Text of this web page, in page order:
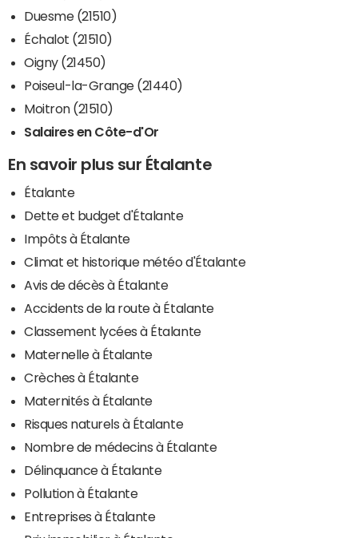
Duesme (21510)
Échalot (21510)
Oigny (21450)
Poiseul-la-Grange (21440)
Moitron (21510)
Salaires en Côte-d'Or
En savoir plus sur Étalante
Étalante
Dette et budget d'Étalante
Impôts à Étalante
Climat et historique météo d'Étalante
Avis de décès à Étalante
Accidents de la route à Étalante
Classement lycées à Étalante
Maternelle à Étalante
Crèches à Étalante
Maternités à Étalante
Risques naturels à Étalante
Nombre de médecins à Étalante
Délinquance à Étalante
Pollution à Étalante
Entreprises à Étalante